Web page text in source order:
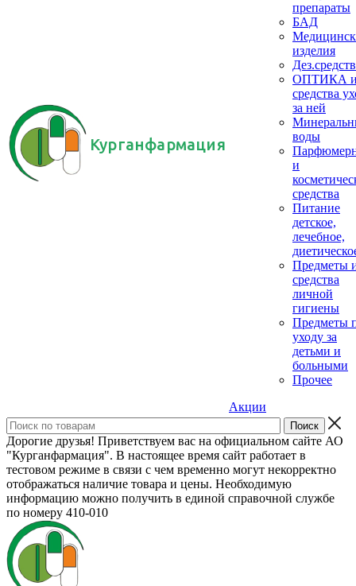
Курганфармация
препараты
БАД
изделия
ОПТИКА
средства
за ней
воды
и
средства
Питание
детское,
лечебное,
Предметы
средства
личной
гигиены
Предметы
уходу за
детьми и
больными
Прочее
Акции
Дорогие друзья! Приветствуем вас на официальном сайте АО
"Курганфармация". В настоящее время сайт работает в
тестовом режиме в связи с чем временно могут некорректно
отображаться наличие товара и цены. Необходимую
информацию можно получить в единой справочной службе
по номеру 410-010